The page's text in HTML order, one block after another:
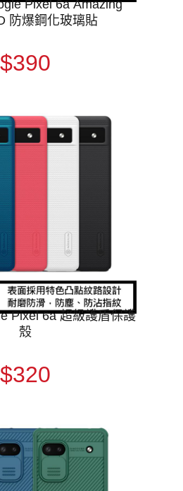
Pixel 6a Amazing
防爆鋼化玻璃貼
$390
Pixel 6a 超級護盾保護
殼
$320